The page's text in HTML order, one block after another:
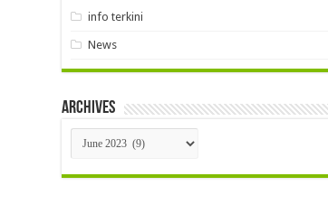
info terkini
News
Archives
Archives